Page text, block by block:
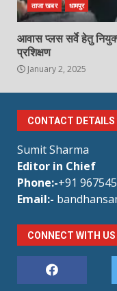
ताजा खबर धामपुर
आवास प्लस सर्वे हेतु
प्रशिक्षण
January 2, 2025
CONTACT DETAILS
Sumit Sharma
Editor in Chief
Phone:-+91
Email:-
CONNECT WITH US